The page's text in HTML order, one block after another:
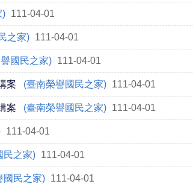
) 111-04-01
之家) 111-04-01
國民之家) 111-04-01
案 (臺南榮譽國民之家) 111-04-01
案 (臺南榮譽國民之家) 111-04-01
111-04-01
民之家) 111-04-01
國民之家) 111-04-01